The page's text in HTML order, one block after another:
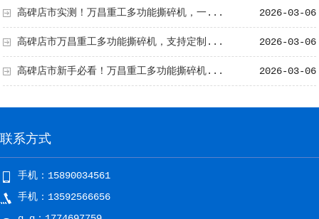
2026-03-06
高碑店市实测！万昌重工多功能撕碎机，一...
2026-03-06
高碑店市万昌重工多功能撕碎机，支持定制...
2026-03-06
高碑店市新手必看！万昌重工多功能撕碎机...
联系方式
手机：15890034561
手机：13592566656